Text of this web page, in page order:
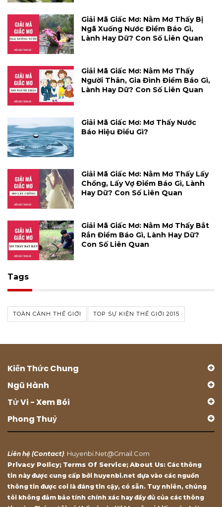
Giải Mã Giấc Mơ: Nằm Mơ Thấy Bị
Ngã Xuống Nước Điềm Báo Gì,
Lành Hay Dữ? Con Số Liên Quan
Giải Mã Giấc Mơ: Nằm Mơ Thấy
Người Thân, Gia Đình Điềm Báo Gì,
Lành Hay Dữ? Con Số Liên Quan
Giải Mã Giấc Mơ: Mơ Thấy Nước
Báo Hiệu Điều Gì?
Giải Mã Giấc Mơ: Nằm Mơ Thấy Lấy
Chồng, Lấy Vợ Điềm Báo Gì, Lành
Hay Dữ? Con Số Liên Quan
Giải Mã Giấc Mơ: Nằm Mơ Thấy Bắt
Rắn Điềm Báo Gì, Lành Hay Dữ?
Con Số Liên Quan
Tags
TOÀN CẢNH THẾ GIỚI TOP SỰ KIỆN THẾ GIỚI 2015
Kiến Thức Chung
Ngũ Hành
Tử Vi - Xem Bói
Phong Thuỷ
Liên hệ (Contact): Huyenbi.net@gmail.com
Privacy Policy; Terms Of Service; About Us: Các thông
tin này được cung cấp bởi huyenbi.net dựa vào các nguồn
thông tin được coi là đáng tin cậy, có sẵn. Tuy nhiên, chúng
tôi không đảm bảo tính chính xác hay đầy đủ của các thông